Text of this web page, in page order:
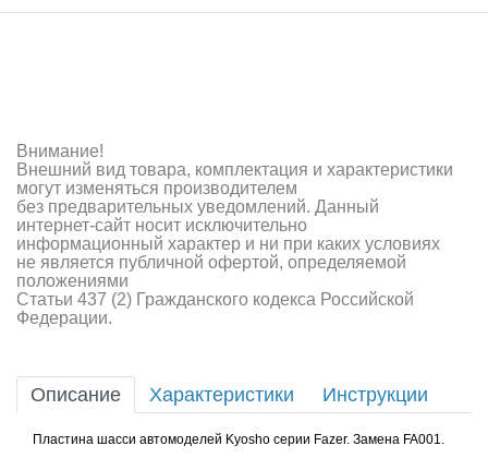
Аппаратура и электроника
Аккумуляторы и батарейки
Зарядные устройства и блоки питания
Двигатели
Инструмент,измерительные приборы,расходники
Оптовая продажа запчастей для моделей
Внимание!
Внешний вид товара, комплектация и характеристики
могут изменяться производителем
без предварительных уведомлений. Данный
интернет-сайт носит исключительно
информационный характер и ни при каких условиях
не является публичной офертой, определяемой
положениями
Статьи 437 (2) Гражданского кодекса Российской
Федерации.
Описание Характеристики Инструкции
Пластина шасси автомоделей Kyosho серии Fazer. Замена FA001.